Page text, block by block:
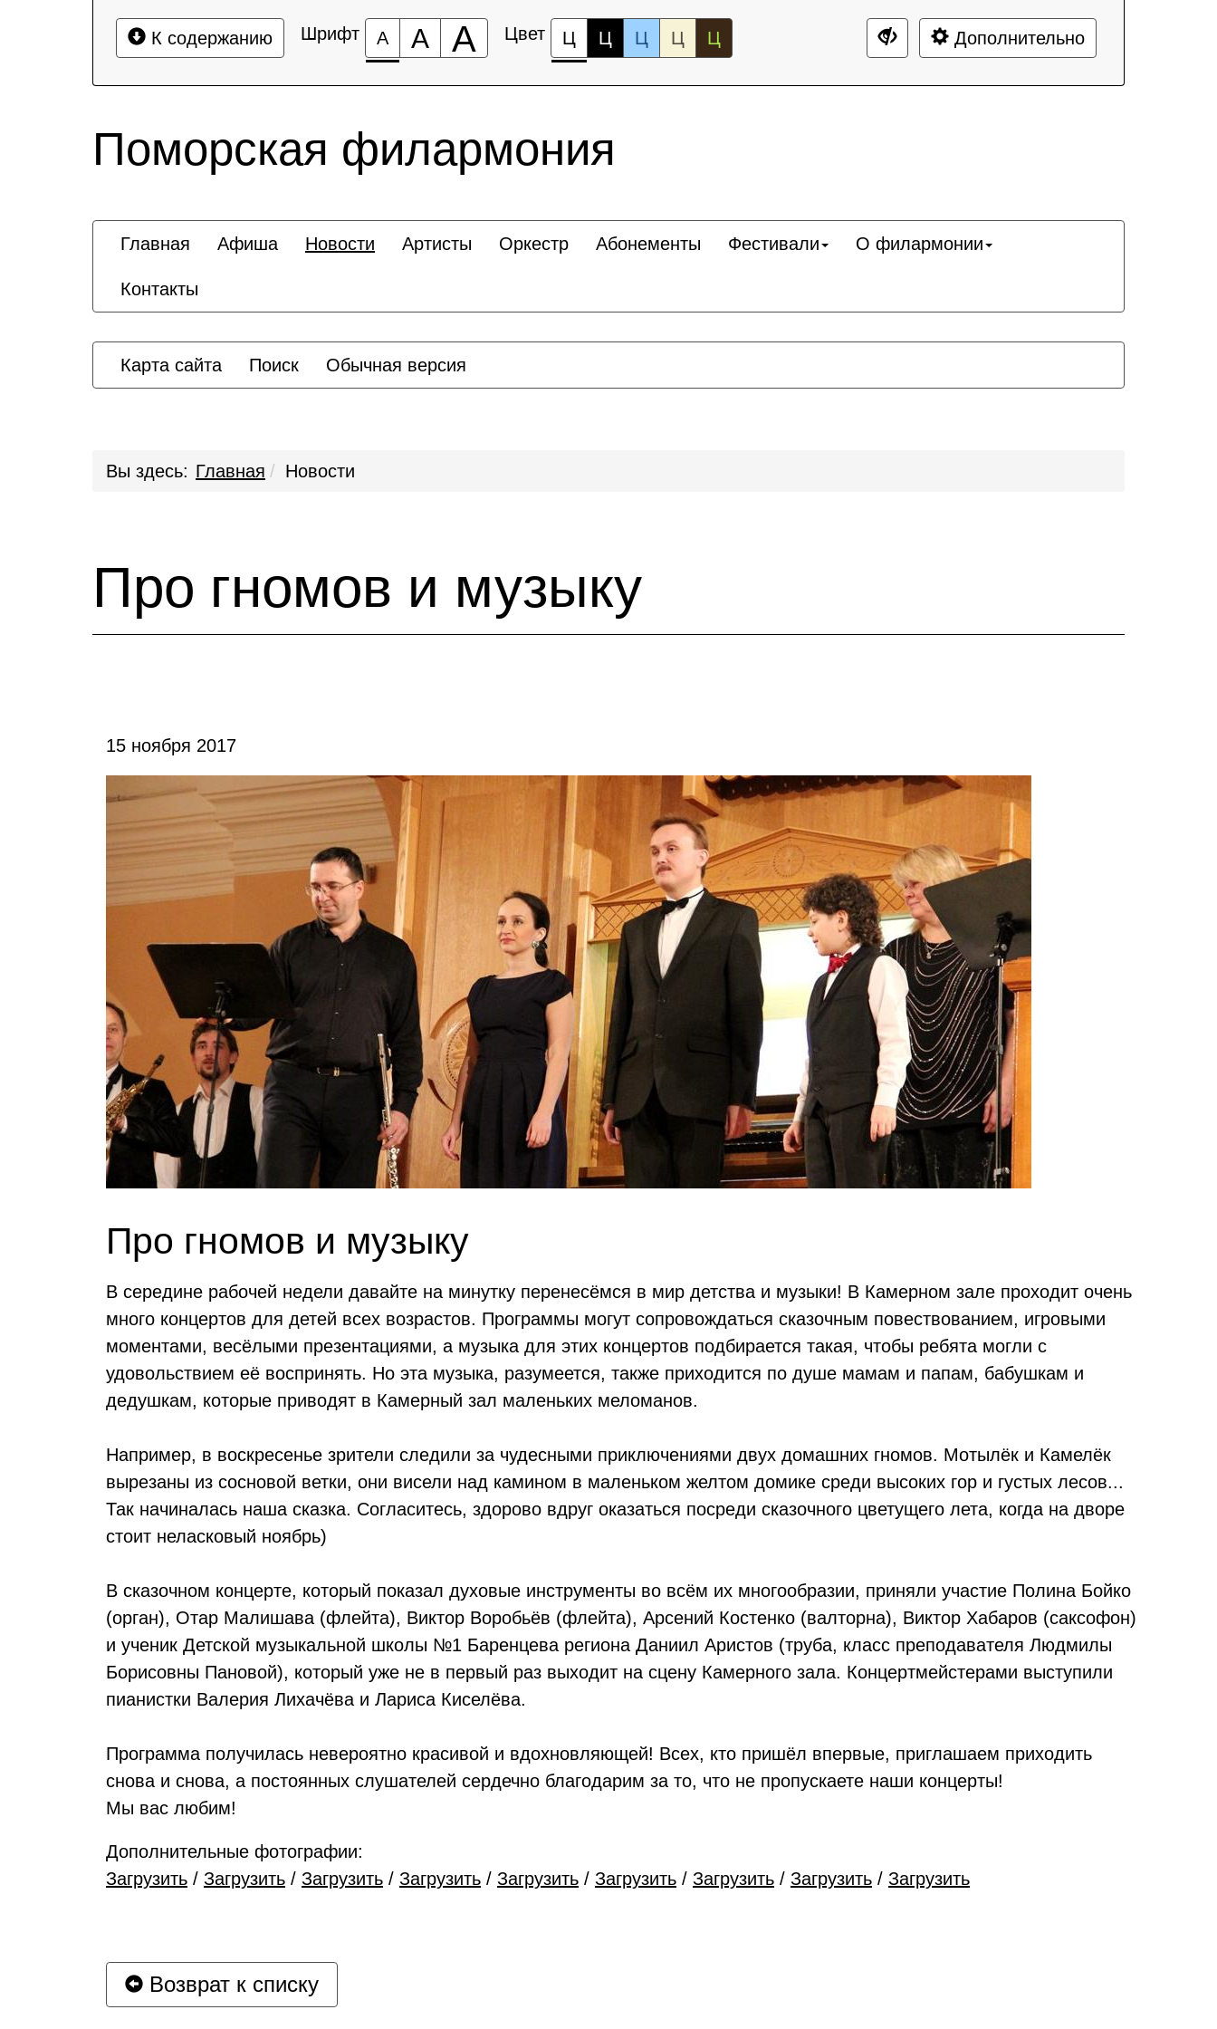
К содержанию Шрифт А А А Цвет Ц Ц Ц Ц Ц Дополнительно
Поморская филармония
Главная Афиша Новости Артисты Оркестр Абонементы Фестивали О филармонии
Контакты
Карта сайта Поиск Обычная версия
Вы здесь: Главная Новости
Про гномов и музыку
15 ноября 2017
Про гномов и музыку
В середине рабочей недели давайте на минутку перенесёмся в мир детства и музыки! В Камерном зале проходит очень
много концертов для детей всех возрастов. Программы могут сопровождаться сказочным повествованием, игровыми
моментами, весёлыми презентациями, а музыка для этих концертов подбирается такая, чтобы ребята могли с
удовольствием её воспринять. Но эта музыка, разумеется, также приходится по душе мамам и папам, бабушкам и
дедушкам, которые приводят в Камерный зал маленьких меломанов.
Например, в воскресенье зрители следили за чудесными приключениями двух домашних гномов. Мотылёк и Камелёк
вырезаны из сосновой ветки, они висели над камином в маленьком желтом домике среди высоких гор и густых лесов...
Так начиналась наша сказка. Согласитесь, здорово вдруг оказаться посреди сказочного цветущего лета, когда на дворе
стоит неласковый ноябрь)
В сказочном концерте, который показал духовые инструменты во всём их многообразии, приняли участие Полина Бойко
(орган), Отар Малишава (флейта), Виктор Воробьёв (флейта), Арсений Костенко (валторна), Виктор Хабаров (саксофон)
и ученик Детской музыкальной школы №1 Баренцева региона Даниил Аристов (труба, класс преподавателя Людмилы
Борисовны Пановой), который уже не в первый раз выходит на сцену Камерного зала. Концертмейстерами выступили
пианистки Валерия Лихачёва и Лариса Киселёва.
Программа получилась невероятно красивой и вдохновляющей! Всех, кто пришёл впервые, приглашаем приходить
снова и снова, а постоянных слушателей сердечно благодарим за то, что не пропускаете наши концерты!
Мы вас любим!
Дополнительные фотографии:
Загрузить / Загрузить / Загрузить / Загрузить / Загрузить / Загрузить / Загрузить / Загрузить / Загрузить
Возврат к списку